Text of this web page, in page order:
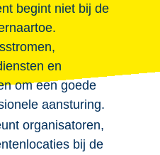
begint niet bij de
en
om een goede
aansturing.
organisatoren,
bij de